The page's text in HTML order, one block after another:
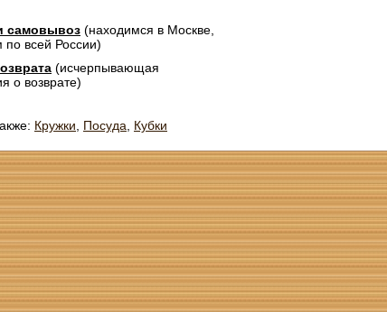
самовывоз (находимся в Москве,
по всей России)
(исчерпывающая
о возврате)
Кружки Посуда Кубки